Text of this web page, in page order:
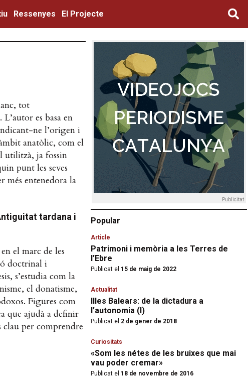
Ressenyes El Projecte
tot
es basa en
ne l’origen i
anatòlic, com el
utilitzà, ja fossin
punt les seves
més entenedora la
tardana i
el marc de les
doctrinal i
s’estudia com la
el donatisme,
Figures com
que ajudà a definir
clau per comprendre
Publicitat
Popular
Article
Patrimoni i memòria a les Terres de
l’Ebre
Publicat el 15 de maig de 2022
Actualitat
Illes Balears: de la dictadura a
l’autonomia (I)
Publicat el 2 de gener de 2018
Curiositats
«Som les nétes de les bruixes que mai
vau poder cremar»
Publicat el 18 de novembre de 2016